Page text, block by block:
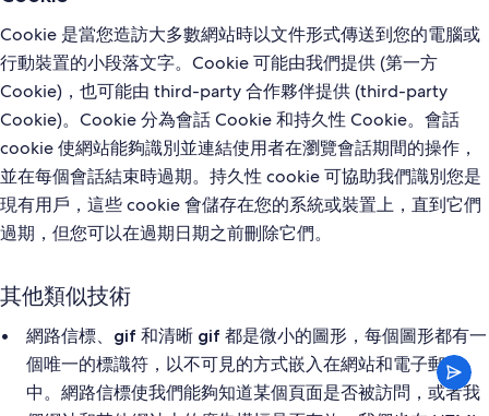
Cookie 是當您造訪大多數網站時以文件形式傳送到您的電腦或
行動裝置的小段落文字。Cookie 可能由我們提供 (第一方
Cookie)，也可能由 third-party 合作夥伴提供 (third-party
Cookie)。Cookie 分為會話 Cookie 和持久性 Cookie。會話
cookie 使網站能夠識別並連結使用者在瀏覽會話期間的操作，
並在每個會話結束時過期。持久性 cookie 可協助我們識別您是
現有用戶，這些 cookie 會儲存在您的系統或裝置上，直到它們
過期，但您可以在過期日期之前刪除它們。
其他類似技術
網路信標、gif 和清晰 gif 都是微小的圖形，每個圖形都有一
個唯一的標識符，以不可見的方式嵌入在網站和電子郵件
中。網路信標使我們能夠知道某個頁面是否被訪問，或者我